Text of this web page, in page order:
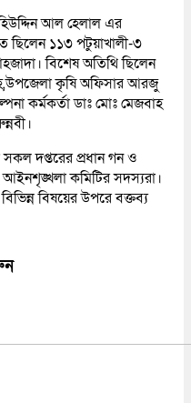
আল হেলাল এর
ছিলেন ১১৩ পটুয়াখালী-৩
বিশেষ অতিথি ছিলেন
কৃষি অফিসার আরজু
কর্মকর্তা ডাঃ মোঃ মেজবাহ
দপ্তরের প্রধান গন ও
কমিটির সদস্যরা।
বিষয়ের উপরে বক্তব্য